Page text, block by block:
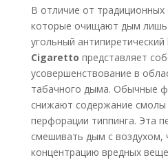
В отличие от
которые очищают дым лишь
угольный
Cigaretto представляет
усовершенствование в
табачного дыма. Обычные
снижают содержание
перфорации типпинга. Эта
смешивать дым с воздухом,
концентрацию вредных